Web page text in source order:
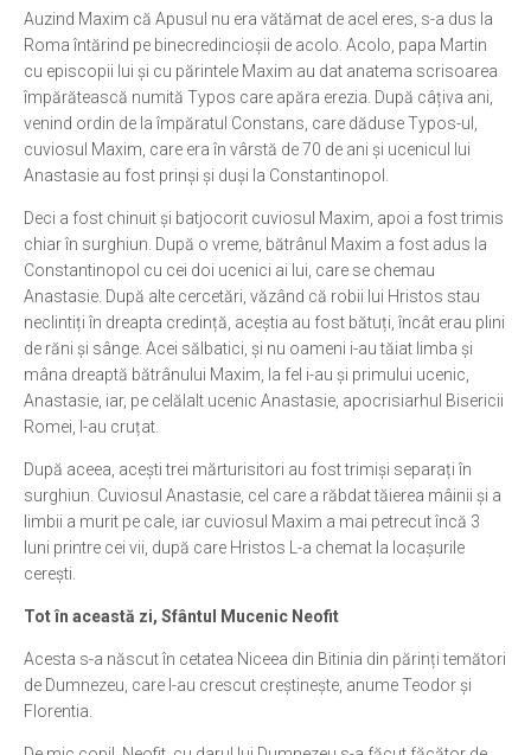
Nevoințe contemporane
Familia de azi
Casa curată
Adicții și vindecări
Gadgeturi cu două tăișuri
Bucătărie biblică
Interviuri
Puncte de Vedere
Auzind Maxim că Apusul nu era vătămat de acel eres, s-a dus la
Roma întărind pe binecredincioșii de acolo. Acolo, papa Martin
cu episcopii lui și cu părintele Maxim au dat anatema scrisoarea
împărătească numită Typos care apăra erezia. După câțiva ani,
venind ordin de la împăratul Constans, care dăduse Typos-ul,
cuviosul Maxim, care era în vârstă de 70 de ani și ucenicul lui
Anastasie au fost prinși și duși la Constantinopol.
Deci a fost chinuit și batjocorit cuviosul Maxim, apoi a fost trimis
chiar în surghiun. După o vreme, bătrânul Maxim a fost adus la
Constantinopol cu cei doi ucenici ai lui, care se chemau
Anastasie. După alte cercetări, văzând că robii lui Hristos stau
neclintiți în dreapta credință, aceștia au fost bătuți, încât erau plini
de răni și sânge. Acei sălbatici, și nu oameni i-au tăiat limba și
mâna dreaptă bătrânului Maxim, la fel i-au și primului ucenic,
Anastasie, iar, pe celălalt ucenic Anastasie, apocrisiarhul Bisericii
Romei, l-au cruțat.
După aceea, acești trei mărturisitori au fost trimiși separați în
surghiun. Cuviosul Anastasie, cel care a răbdat tăierea mâinii și a
limbii a murit pe cale, iar cuviosul Maxim a mai petrecut încă 3
luni printre cei vii, după care Hristos L-a chemat la locașurile
cerești.
Tot în această zi, Sfântul Mucenic Neofit
Acesta s-a născut în cetatea Niceea din Bitinia din părinți temători
de Dumnezeu, care l-au crescut creștinește, anume Teodor și
Florentia.